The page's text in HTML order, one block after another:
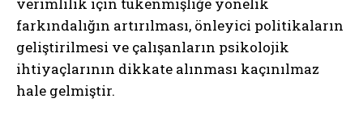
farkındalığın artırılması, önleyici politikaların
geliştirilmesi ve çalışanların psikolojik
ihtiyaçlarının dikkate alınması kaçınılmaz
hale gelmiştir.